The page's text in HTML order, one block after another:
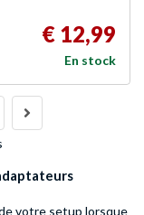
€ 12,99
En stock
votre setup lorsque